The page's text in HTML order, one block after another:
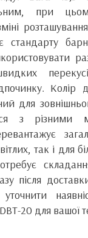
при
стандарту
Колір
для
з різними
так і для
після
20 для вашої